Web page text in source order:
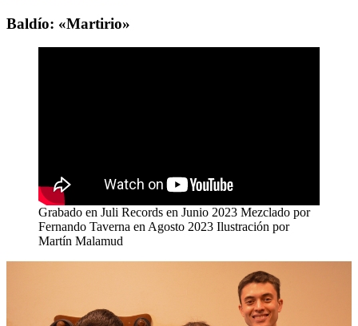
Baldío: «Martirio»
Grabado en Juli Records en Junio 2023 Mezclado por
Fernando Taverna en Agosto 2023 Ilustración por
Martín Malamud